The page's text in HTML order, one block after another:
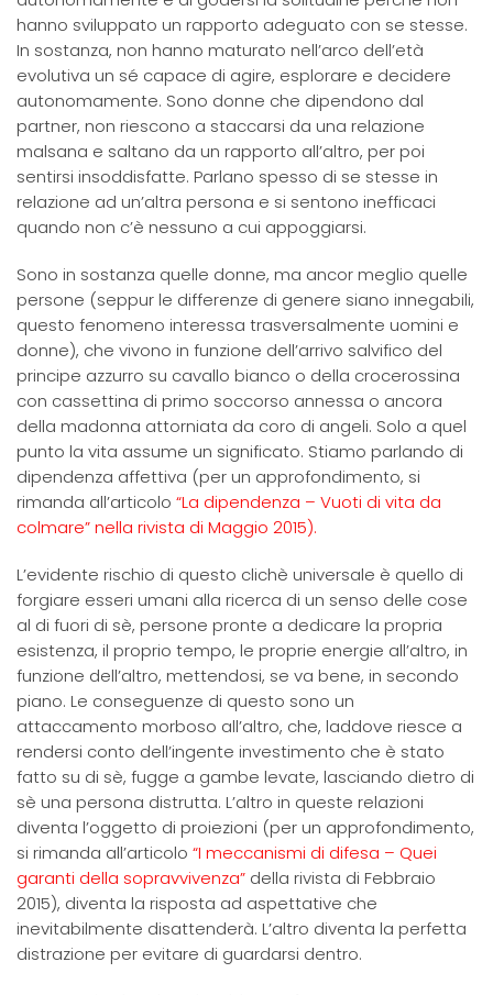
hanno sviluppato un rapporto adeguato con se stesse.
In sostanza, non hanno maturato nell’arco dell’età
evolutiva un sé capace di agire, esplorare e decidere
autonomamente. Sono donne che dipendono dal
partner, non riescono a staccarsi da una relazione
malsana e saltano da un rapporto all’altro, per poi
sentirsi insoddisfatte. Parlano spesso di se stesse in
relazione ad un’altra persona e si sentono inefficaci
quando non c’è nessuno a cui appoggiarsi.
Sono in sostanza quelle donne, ma ancor meglio quelle
persone (seppur le differenze di genere siano innegabili,
questo fenomeno interessa trasversalmente uomini e
donne), che vivono in funzione dell’arrivo salvifico del
principe azzurro su cavallo bianco o della crocerossina
con cassettina di primo soccorso annessa o ancora
della madonna attorniata da coro di angeli. Solo a quel
punto la vita assume un significato. Stiamo parlando di
dipendenza affettiva (per un approfondimento, si
rimanda all’articolo “La dipendenza – Vuoti di vita da
colmare” nella rivista di Maggio 2015).
L’evidente rischio di questo clichè universale è quello di
forgiare esseri umani alla ricerca di un senso delle cose
al di fuori di sè, persone pronte a dedicare la propria
esistenza, il proprio tempo, le proprie energie all’altro, in
funzione dell’altro, mettendosi, se va bene, in secondo
piano. Le conseguenze di questo sono un
attaccamento morboso all’altro, che, laddove riesce a
rendersi conto dell’ingente investimento che è stato
fatto su di sè, fugge a gambe levate, lasciando dietro di
sè una persona distrutta. L’altro in queste relazioni
diventa l’oggetto di proiezioni (per un approfondimento,
si rimanda all’articolo “I meccanismi di difesa – Quei
garanti della sopravvivenza” della rivista di Febbraio
2015), diventa la risposta ad aspettative che
inevitabilmente disattenderà. L’altro diventa la perfetta
distrazione per evitare di guardarsi dentro.